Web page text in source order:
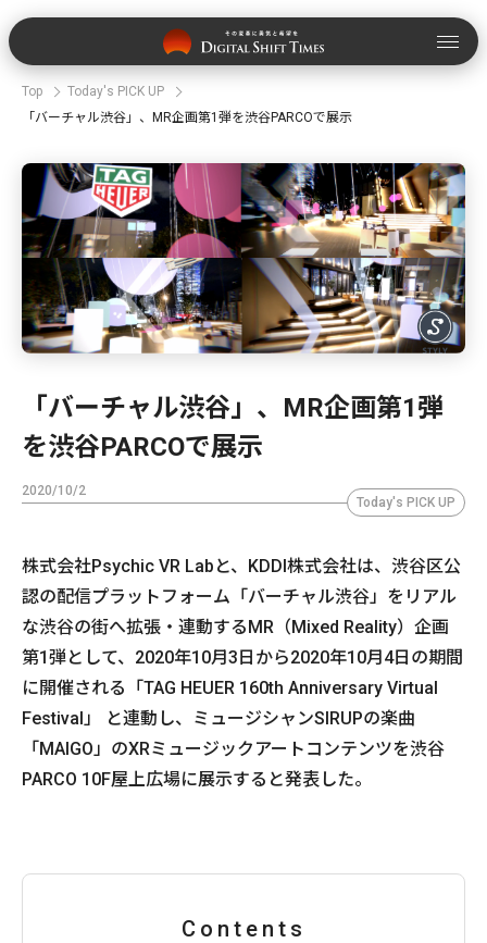
Top
Today's PICK UP
「バーチャル渋谷」、MR企画第1弾を渋谷PARCOで展示
「バーチャル渋谷」、MR企画第1弾
を渋谷PARCOで展示
2020/10/2
Today's PICK UP
株式会社Psychic VR Labと、KDDI株式会社は、渋谷区公
認の配信プラットフォーム「バーチャル渋谷」をリアル
な渋谷の街へ拡張・連動するMR（Mixed Reality）企画
第1弾として、2020年10月3日から2020年10月4日の期間
に開催される「TAG HEUER 160th Anniversary Virtual
Festival」 と連動し、ミュージシャンSIRUPの楽曲
「MAIGO」のXRミュージックアートコンテンツを渋谷
PARCO 10F屋上広場に展示すると発表した。
Contents